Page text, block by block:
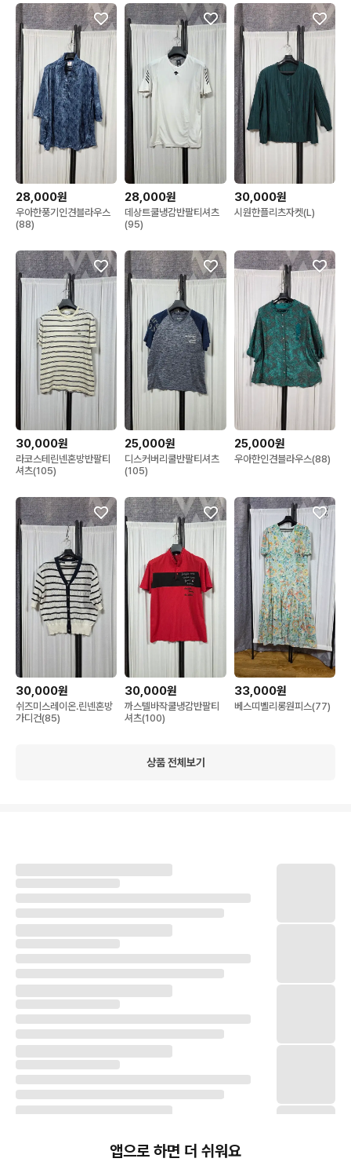
28,000원
우아한풍기인견블라우스
(88)
28,000원
데상트쿨냉감반팔티셔츠
(95)
30,000원
시원한플리츠자켓(L)
30,000원
라코스테린넨혼방반팔티
셔츠(105)
25,000원
디스커버리쿨반팔티셔츠
(105)
25,000원
우아한인견블라우스(88)
30,000원
쉬즈미스레이온.린넨혼방
가디건(85)
30,000원
까스텔바작쿨냉감반팔티
셔츠(100)
33,000원
베스띠벨리롱원피스(77)
상품 전체보기
앱으로 하면 더 쉬워요